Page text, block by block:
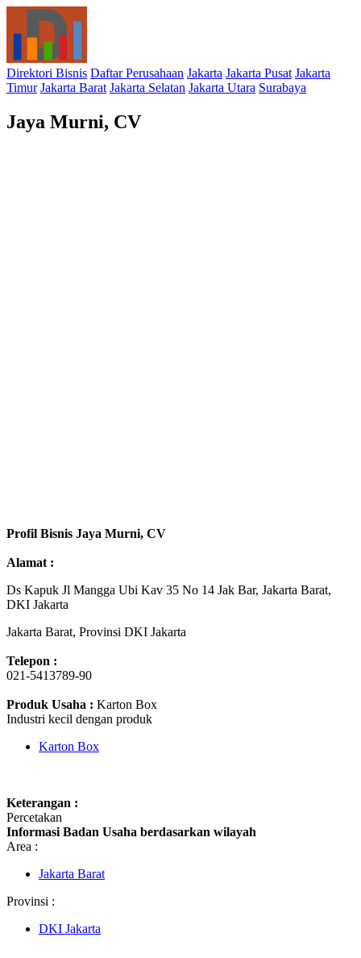
Direktori Bisnis Daftar Perusahaan Jakarta Jakarta Pusat Jakarta
Timur Jakarta Barat Jakarta Selatan Jakarta Utara Surabaya
Jaya Murni, CV
Profil Bisnis Jaya Murni, CV
Alamat :
Ds Kapuk Jl Mangga Ubi Kav 35 No 14 Jak Bar, Jakarta Barat,
DKI Jakarta
Jakarta Barat, Provinsi DKI Jakarta
Telepon :
021-5413789-90
Produk Usaha : Karton Box
Industri kecil dengan produk
Karton Box
Keterangan :
Percetakan
Informasi Badan Usaha berdasarkan wilayah
Area :
Jakarta Barat
Provinsi :
DKI Jakarta